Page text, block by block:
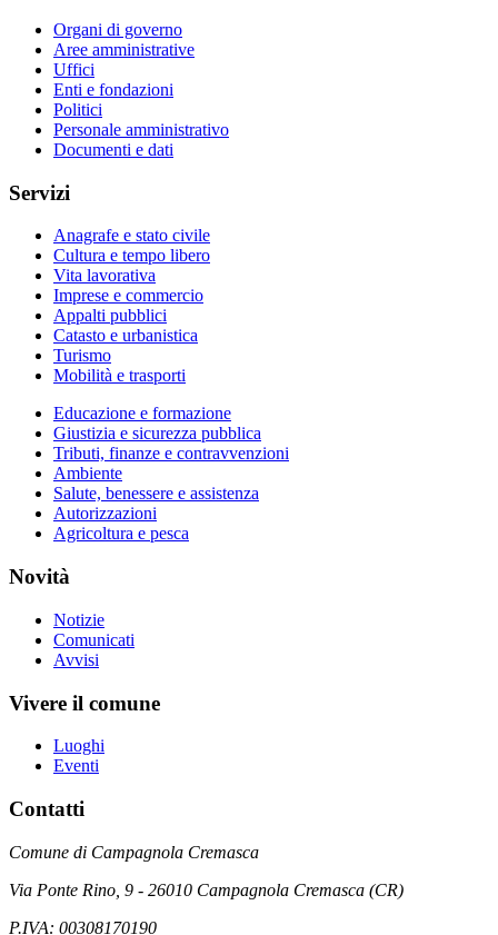
Organi di governo
Aree amministrative
Uffici
Enti e fondazioni
Politici
Personale amministrativo
Documenti e dati
Servizi
Anagrafe e stato civile
Cultura e tempo libero
Vita lavorativa
Imprese e commercio
Appalti pubblici
Catasto e urbanistica
Turismo
Mobilità e trasporti
Educazione e formazione
Giustizia e sicurezza pubblica
Tributi, finanze e contravvenzioni
Ambiente
Salute, benessere e assistenza
Autorizzazioni
Agricoltura e pesca
Novità
Notizie
Comunicati
Avvisi
Vivere il comune
Luoghi
Eventi
Contatti
Comune di Campagnola Cremasca
Via Ponte Rino, 9 - 26010 Campagnola Cremasca (CR)
P.IVA: 00308170190